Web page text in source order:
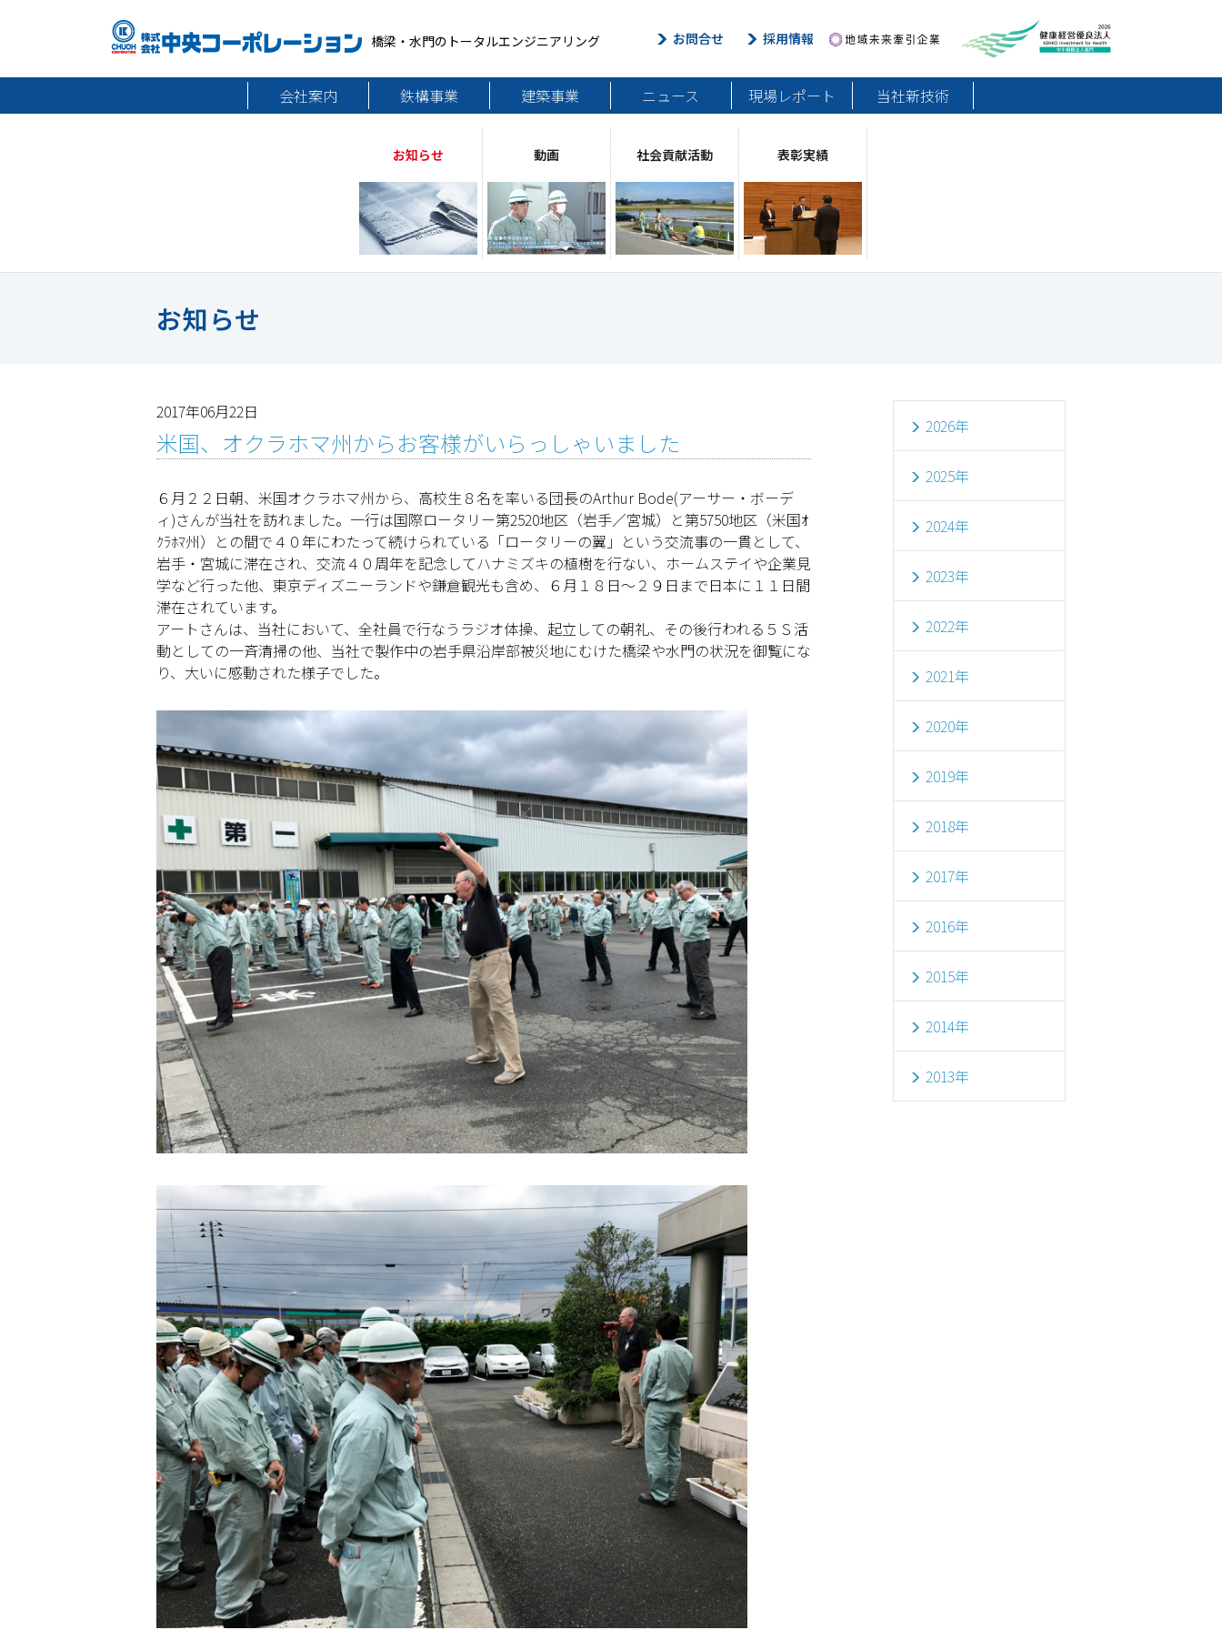
橋梁・水門のトータルエンジニアリング お問合せ 採用情報
会社案内
鉄構事業 建築事業 ニュース 現場レポート 当社新技術
お知らせ 動画 社会貢献活動 表彰実績
お知らせ
2026年
2025年
2024年
2023年
2022年
2021年
2020年
2019年
2018年
2017年
2016年
2015年
2014年
2013年
2017年06月22日
米国、オクラホマ州からお客様がいらっしゃいました
６月２２日朝、米国オクラホマ州から、高校生８名を率いる団長のArthur Bode(アーサー・ボーデ
ィ)さんが当社を訪れました。一行は国際ロータリー第2520地区（岩手／宮城）と第5750地区（米国ｵ
ｸﾗﾎﾏ州）との間で４０年にわたって続けられている「ロータリーの翼」という交流事の一貫として、
岩手・宮城に滞在され、交流４０周年を記念してハナミズキの植樹を行ない、ホームステイや企業見
学など行った他、東京ディズニーランドや鎌倉観光も含め、６月１８日～２９日まで日本に１１日間
滞在されています。
アートさんは、当社において、全社員で行なうラジオ体操、起立しての朝礼、その後行われる５Ｓ活
動としての一斉清掃の他、当社で製作中の岩手県沿岸部被災地にむけた橋梁や水門の状況を御覧にな
り、大いに感動された様子でした。